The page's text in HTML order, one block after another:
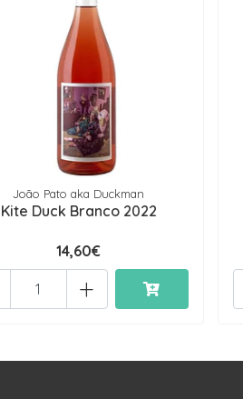
João Pato aka Duckman
Kite Duck Branco 2022
14,60€
+